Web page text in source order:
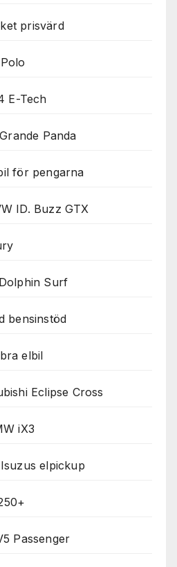
prisvärd
E-Tech
Panda
för pengarna
ID. Buzz GTX
Surf
bensinstöd
elbil
Eclipse Cross
iX3
elpickup
Passenger